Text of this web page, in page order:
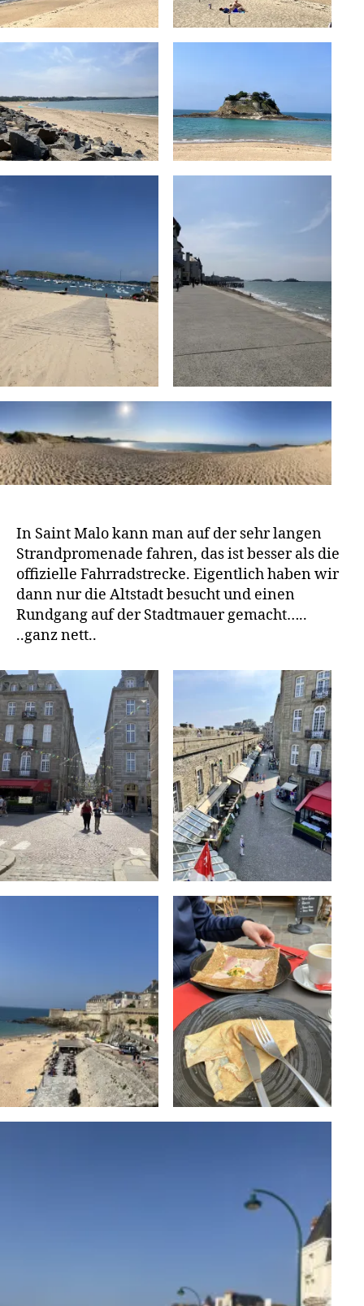
In Saint Malo kann man auf der sehr langen
Strandpromenade fahren, das ist besser als die
offizielle Fahrradstrecke. Eigentlich haben wir
dann nur die Altstadt besucht und einen
Rundgang auf der Stadtmauer gemacht…..
..ganz nett..